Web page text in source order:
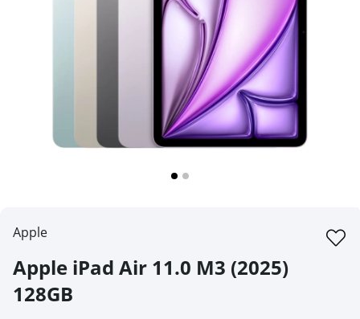
Apple
Apple iPad Air 11.0 M3 (2025)
128GB